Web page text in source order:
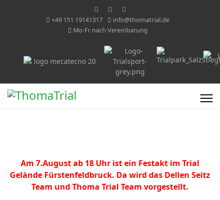
+49 151 19141317
info@thomatrial.de
Mo-Fr nach Vereinbarung
Am 7.August ab 18 Uhr ist ein Festakt im Trial
Gelände Fürstenfeldbruck. Da wird das Dellen Seitz
Team und Thoma Trial Team vorgestellt.